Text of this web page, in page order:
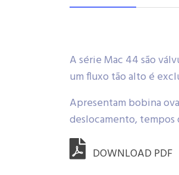
A série Mac 44 são
um fluxo tão alto é
Apresentam bobina
deslocamento, tempos
DOWNLOAD PDF